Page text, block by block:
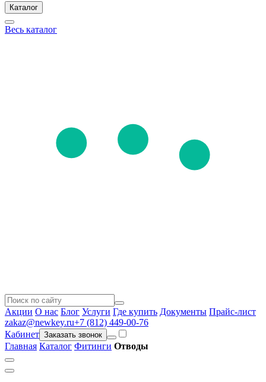
Каталог
Весь каталог
Акции О нас Блог Услуги Где купить Документы Прайс-лист
zakaz@newkey.ru+7 (812) 449-00-76
Кабинет Заказать звонок
Главная Каталог Фитинги Отводы